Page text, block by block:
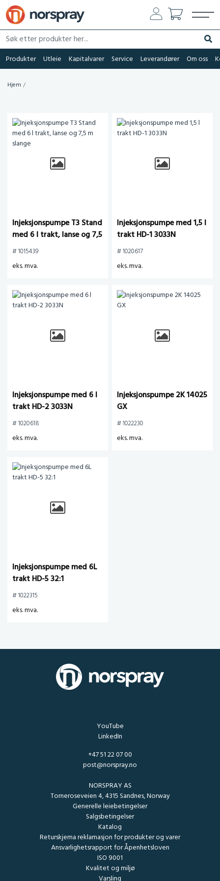
Søk etter produkter her...
Søk
Produkter Utleie Kapitalvarer Service Leverandører Om oss
Hjem
Injeksjonspumpe T3 Stand
med 6 l trakt, lanse og 7,5
m slange
# 1015439
eks. mva.
Injeksjonspumpe med 1,5 l
trakt HD-1 3033N
# 1020617
eks. mva.
Injeksjonspumpe med 6 l
trakt HD-2 3033N
# 1020618
eks. mva.
Injeksjonspumpe 2K 14025
GX
# 1022230
eks. mva.
Injeksjonspumpe med 6L
trakt HD-5 32:1
# 1022315
eks. mva.
YouTube
LinkedIn
+47 51 22 07 00
post@norspray.no
NORSPRAY AS
Torneroseveien 4, 4315 Sandnes, Norway
Generelle leiebetingelser
Salgsbetingelser
Katalog
Returskjema reklamasjon for produkter og varer
Ansvarlighetsrapport for Åpenhetsloven
ISO 9001
Kvalitet og miljø
Varsling